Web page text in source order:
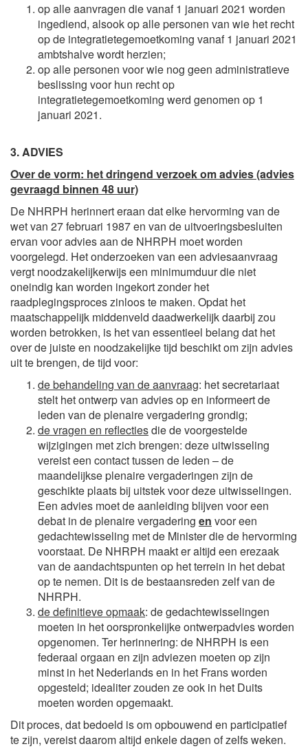
op alle aanvragen die vanaf 1 januari 2021 worden
ingediend, alsook op alle personen van wie het recht
op de integratietegemoetkoming vanaf 1 januari 2021
ambtshalve wordt herzien;
op alle personen voor wie nog geen administratieve
beslissing voor hun recht op
integratietegemoetkoming werd genomen op 1
januari 2021.
3. ADVIES
Over de vorm: het dringend verzoek om advies (advies
gevraagd binnen 48 uur)
De NHRPH herinnert eraan dat elke hervorming van de
wet van 27 februari 1987 en van de uitvoeringsbesluiten
ervan voor advies aan de NHRPH moet worden
voorgelegd. Het onderzoeken van een adviesaanvraag
vergt noodzakelijkerwijs een minimumduur die niet
oneindig kan worden ingekort zonder het
raadplegingsproces zinloos te maken. Opdat het
maatschappelijk middenveld daadwerkelijk daarbij zou
worden betrokken, is het van essentieel belang dat het
over de juiste en noodzakelijke tijd beschikt om zijn advies
uit te brengen, de tijd voor:
de behandeling van de aanvraag: het secretariaat
stelt het ontwerp van advies op en informeert de
leden van de plenaire vergadering grondig;
de vragen en reflectiesdie de voorgestelde
wijzigingen met zich brengen: deze uitwisseling
vereist een contact tussen de leden – de
maandelijkse plenaire vergaderingen zijn de
geschikte plaats bij uitstek voor deze uitwisselingen.
Een advies moet de aanleiding blijven voor een
debat in de plenaire vergadering en voor een
gedachtewisseling met de Minister die de hervorming
voorstaat. De NHRPH maakt er altijd een erezaak
van de aandachtspunten op het terrein in het debat
op te nemen. Dit is de bestaansreden zelf van de
NHRPH.
de definitieve opmaak: de gedachtewisselingen
moeten in het oorspronkelijke ontwerpadvies worden
opgenomen. Ter herinnering: de NHRPH is een
federaal orgaan en zijn adviezen moeten op zijn
minst in het Nederlands en in het Frans worden
opgesteld; idealiter zouden ze ook in het Duits
moeten worden opgemaakt.
Dit proces, dat bedoeld is om opbouwend en participatief
te zijn, vereist daarom altijd enkele dagen of zelfs weken.